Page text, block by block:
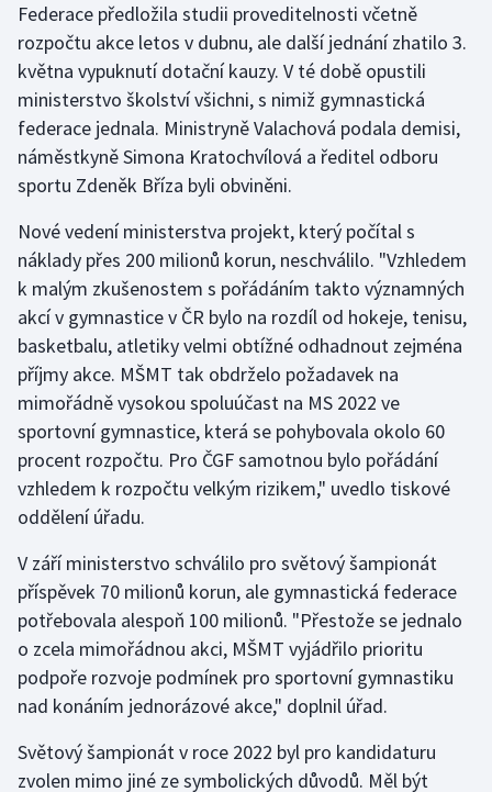
Judo
Krasobruslení
Lezení
Lyže a snowboard
Moderní pětiboj
Motorsport
Olympijské hry
Parasport
Plavání
Plážový volejbal
Rychlobruslení
Rychlostní kanoistika
Short track
Sportovní střelba
Federace předložila studii proveditelnosti včetně
rozpočtu akce letos v dubnu, ale další jednání zhatilo 3.
května vypuknutí dotační kauzy. V té době opustili
ministerstvo školství všichni, s nimiž gymnastická
federace jednala. Ministryně Valachová podala demisi,
náměstkyně Simona Kratochvílová a ředitel odboru
sportu Zdeněk Bříza byli obviněni.
Nové vedení ministerstva projekt, který počítal s
náklady přes 200 milionů korun, neschválilo. "Vzhledem
k malým zkušenostem s pořádáním takto významných
akcí v gymnastice v ČR bylo na rozdíl od hokeje, tenisu,
basketbalu, atletiky velmi obtížné odhadnout zejména
příjmy akce. MŠMT tak obdrželo požadavek na
mimořádně vysokou spoluúčast na MS 2022 ve
sportovní gymnastice, která se pohybovala okolo 60
procent rozpočtu. Pro ČGF samotnou bylo pořádání
vzhledem k rozpočtu velkým rizikem," uvedlo tiskové
oddělení úřadu.
V září ministerstvo schválilo pro světový šampionát
příspěvek 70 milionů korun, ale gymnastická federace
potřebovala alespoň 100 milionů. "Přestože se jednalo
o zcela mimořádnou akci, MŠMT vyjádřilo prioritu
podpoře rozvoje podmínek pro sportovní gymnastiku
nad konáním jednorázové akce," doplnil úřad.
Světový šampionát v roce 2022 byl pro kandidaturu
zvolen mimo jiné ze symbolických důvodů. Měl být